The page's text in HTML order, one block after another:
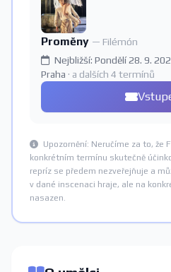
Proměny — Filémón
Nejbližší: Pondělí 28. 9.
Praha · a dalších 4 termínů
Upozornění: Neručíme za to, že
konkrétním termínu skutečně
repríz se předem nezveřejňuje a
v dané inscenaci hraje, ale na
nasazen.